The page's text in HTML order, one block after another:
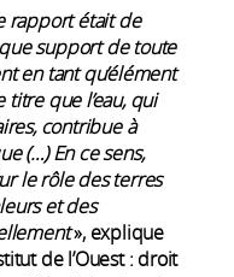
rapport était de
support de toute
en tant qu’élément
que l’eau, qui
contribue à
(…) En ce sens,
le rôle des terres
et des
», explique
de l’Ouest : droit